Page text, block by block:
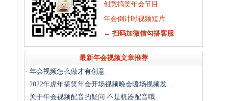
创意搞笑年会节目
年会倒计时视频短片
← 扫码加微信勾搭客服
最新年会视频文章推荐
· 年会视频怎么做才有创意
· 2022年虎年搞笑年会开场视频晚会暖场视频发…
· 关于年会视频配音的疑问 不是机器配音哦